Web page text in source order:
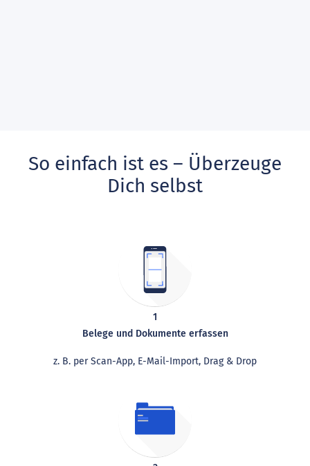
So einfach ist es – Überzeuge
Dich selbst
1
Belege und Dokumente erfassen
z. B. per Scan-App, E-Mail-Import, Drag & Drop